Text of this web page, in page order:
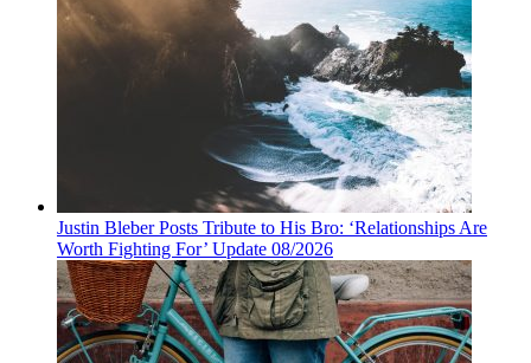
Justin Bleber Posts Tribute to His Bro: ‘Relationships Are
Worth Fighting For’ Update 08/2026